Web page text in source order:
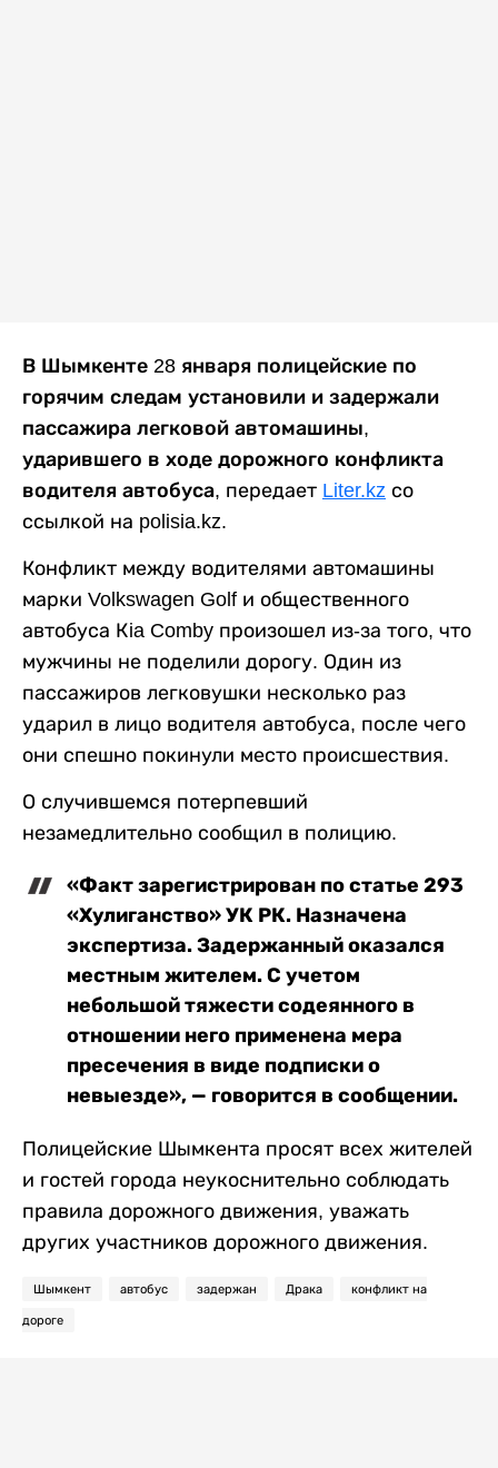
В Шымкенте 28 января полицейские по
горячим следам установили и задержали
пассажира легковой автомашины,
ударившего в ходе дорожного конфликта
водителя автобуса, передает Liter.kz со
ссылкой на polisia.kz.
Конфликт между водителями автомашины
марки Volkswagen Golf и общественного
автобуса Кia Comby произошел из-за того, что
мужчины не поделили дорогу. Один из
пассажиров легковушки несколько раз
ударил в лицо водителя автобуса, после чего
они спешно покинули место происшествия.
О случившемся потерпевший
незамедлительно сообщил в полицию.
«Факт зарегистрирован по статье 293
«Хулиганство» УК РК. Назначена
экспертиза. Задержанный оказался
местным жителем. С учетом
небольшой тяжести содеянного в
отношении него применена мера
пресечения в виде подписки о
невыезде», — говорится в сообщении.
Полицейские Шымкента просят всех жителей
и гостей города неукоснительно соблюдать
правила дорожного движения, уважать
других участников дорожного движения.
Шымкент автобус задержан Драка конфликт на
дороге